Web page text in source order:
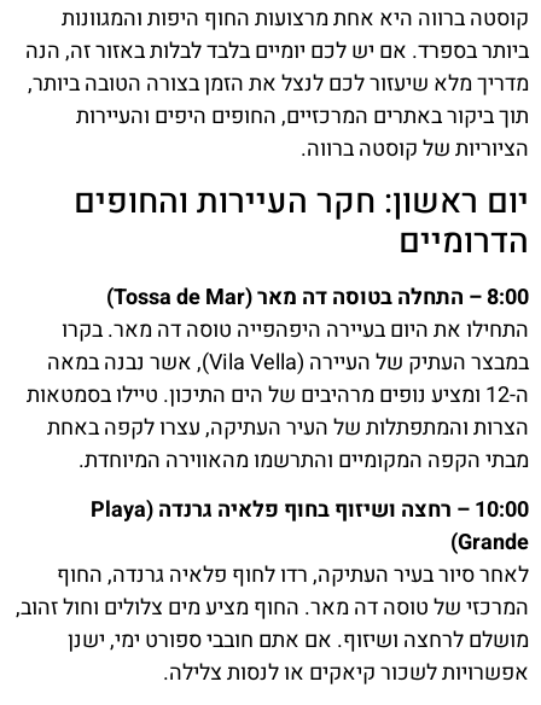
קוסטה ברווה היא אחת מרצועות החוף היפות והמגוונות
ביותר בספרד. אם יש לכם יומיים בלבד לבלות באזור זה, הנה
מדריך מלא שיעזור לכם לנצל את הזמן בצורה הטובה ביותר,
תוך ביקור באתרים המרכזיים, החופים היפים והעיירות
הציוריות של קוסטה ברווה.
יום ראשון: חקר העיירות והחופים
הדרומיים
8:00 – התחלה בטוסה דה מאר (Tossa de Mar)
התחילו את היום בעיירה היפהפייה טוסה דה מאר. בקרו
במבצר העתיק של העיירה (Vila Vella), אשר נבנה במאה
ה-12 ומציע נופים מרהיבים של הים התיכון. טיילו בסמטאות
הצרות והמתפתלות של העיר העתיקה, עצרו לקפה באחת
מבתי הקפה המקומיים והתרשמו מהאווירה המיוחדת.
10:00 – רחצה ושיזוף בחוף פלאיה גרנדה (Playa
Grande)
לאחר סיור בעיר העתיקה, רדו לחוף פלאיה גרנדה, החוף
המרכזי של טוסה דה מאר. החוף מציע מים צלולים וחול זהוב,
מושלם לרחצה ושיזוף. אם אתם חובבי ספורט ימי, ישנן
אפשרויות לשכור קיאקים או לנסות צלילה.